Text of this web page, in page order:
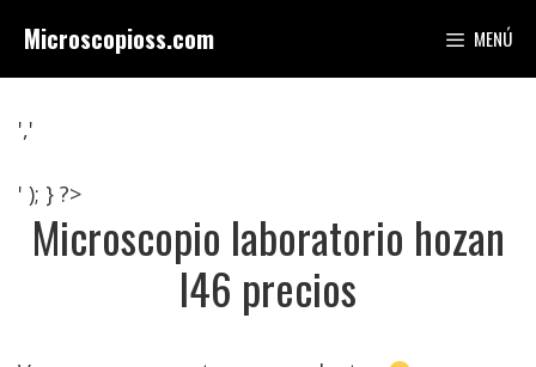
contenido
Microscopioss.com MENÚ
','
' ); } ?>
Microscopio laboratorio hozan
l46 precios